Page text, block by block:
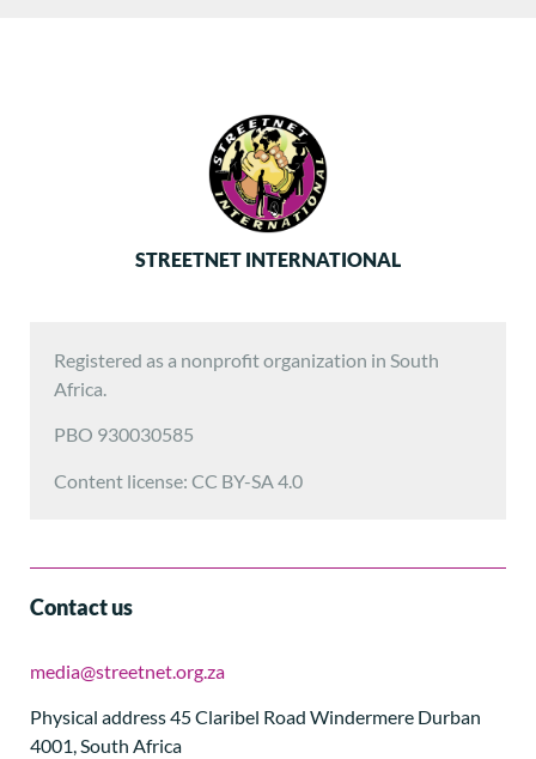
STREETNET INTERNATIONAL
Registered as a nonprofit organization in South
Africa.
PBO 930030585
Content license: CC BY-SA 4.0
Contact us
media@streetnet.org.za
Physical address 45 Claribel Road Windermere Durban
4001, South Africa